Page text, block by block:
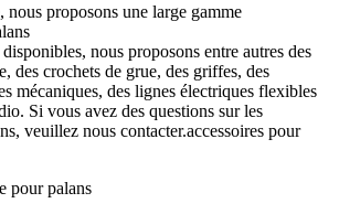
nous proposons une large gamme
nous proposons entre autres des
des crochets de grue, des griffes, des
mécaniques, des lignes électriques flexibles
Si vous avez des questions sur les
veuillez nous contacter.accessoires pour
pour palans